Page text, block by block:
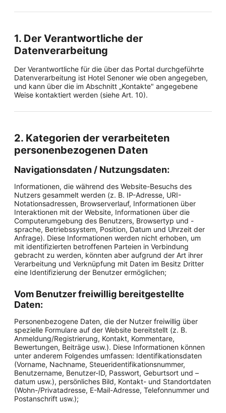
1. Der Verantwortliche der
Datenverarbeitung
Der Verantwortliche für die über das Portal durchgeführte
Datenverarbeitung ist Hotel Senoner wie oben angegeben,
und kann über die im Abschnitt „Kontakte" angegebene
Weise kontaktiert werden (siehe Art. 10).
2. Kategorien der verarbeiteten
personenbezogenen Daten
Navigationsdaten / Nutzungsdaten:
Informationen, die während des Website-Besuchs des
Nutzers gesammelt werden (z. B. IP-Adresse, URI-
Notationsadressen, Browserverlauf, Informationen über
Interaktionen mit der Website, Informationen über die
Computerumgebung des Benutzers, Browsertyp und -
sprache, Betriebssystem, Position, Datum und Uhrzeit der
Anfrage). Diese Informationen werden nicht erhoben, um
mit identifizierten betroffenen Parteien in Verbindung
gebracht zu werden, könnten aber aufgrund der Art ihrer
Verarbeitung und Verknüpfung mit Daten im Besitz Dritter
eine Identifizierung der Benutzer ermöglichen;
Vom Benutzer freiwillig bereitgestellte
Daten:
Personenbezogene Daten, die der Nutzer freiwillig über
spezielle Formulare auf der Website bereitstellt (z. B.
Anmeldung/Registrierung, Kontakt, Kommentare,
Bewertungen, Beiträge usw.). Diese Informationen können
unter anderem Folgendes umfassen: Identifikationsdaten
(Vorname, Nachname, Steueridentifikationsnummer,
Benutzername, Benutzer-ID, Passwort, Geburtsort und –
datum usw.), persönliches Bild, Kontakt- und Standortdaten
(Wohn-/Privatadresse, E-Mail-Adresse, Telefonnummer und
Postanschrift usw.);